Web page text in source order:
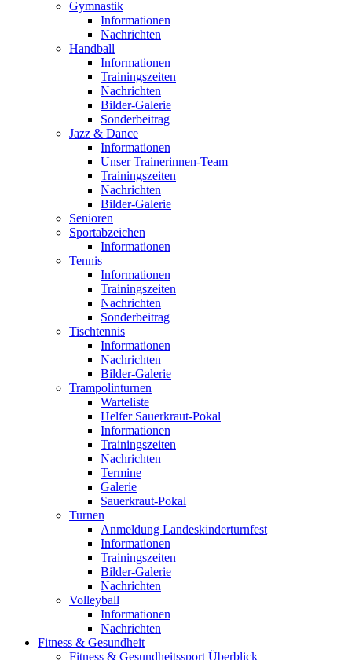
Gymnastik
Informationen
Nachrichten
Handball
Informationen
Trainingszeiten
Nachrichten
Bilder-Galerie
Sonderbeitrag
Jazz & Dance
Informationen
Unser Trainerinnen-Team
Trainingszeiten
Nachrichten
Bilder-Galerie
Senioren
Sportabzeichen
Informationen
Tennis
Informationen
Trainingszeiten
Nachrichten
Sonderbeitrag
Tischtennis
Informationen
Nachrichten
Bilder-Galerie
Trampolinturnen
Warteliste
Helfer Sauerkraut-Pokal
Informationen
Trainingszeiten
Nachrichten
Termine
Galerie
Sauerkraut-Pokal
Turnen
Anmeldung Landeskinderturnfest
Informationen
Trainingszeiten
Bilder-Galerie
Nachrichten
Volleyball
Informationen
Nachrichten
Fitness & Gesundheit
Fitness & Gesundheitssport Überblick